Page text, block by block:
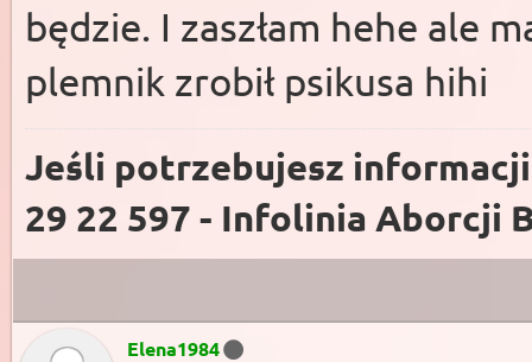
będzie. I zaszłam hehe ale
plemnik zrobił psikusa hihi
Jeśli potrzebujesz
29 22 597 - Infolinia Aborcji
Elena1984